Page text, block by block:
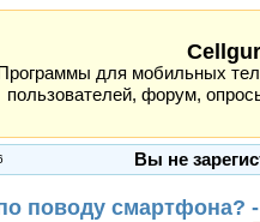
Программы для мобильных
пользователей, форум,
Вы не
поводу